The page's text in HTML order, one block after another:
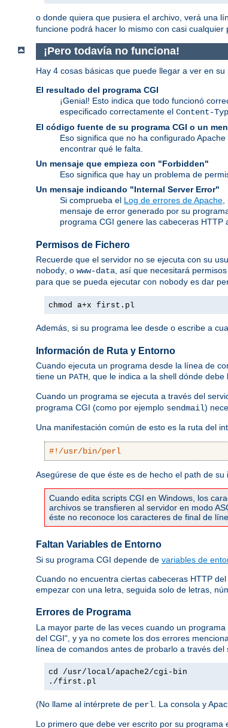
o donde quiera que pusiera el archivo, verá una
funcione podrá hacer lo mismo con casi cualquier
¡Pero todavía no funciona!
Hay 4 cosas básicas que puede llegar a ver en
El resultado del programa CGI
¡Genial! Esto indica que todo funcionó
especificado correctamente el Content-
El código fuente de su programa CGI o un
Eso significa que no ha configurado
encontrar qué le falta.
Un mensaje que empieza con "Forbidden"
Eso significa que hay un problema de
Un mensaje indicando "Internal Server Error"
Si comprueba el Log de errores de Apache
mensaje de error generado por su
programa CGI genere las cabeceras HTTP
Permisos de Fichero
Recuerde que el servidor no se ejecuta con su
nobody , o www-data , así que necesitará
para que se pueda ejecutar con nobody es dar
chmod a+x first.pl
Además, si su programa lee desde o escribe a
Información de Ruta y Entorno
Cuando ejecuta un programa desde la línea de
tiene un PATH, que le indica a la shell dónde
Cuando un programa se ejecuta a través del
programa CGI (como por ejemplo sendmail)
Una manifestación común de esto es la ruta del
#!/usr/bin/perl
Asegúrese de que éste es de hecho el path de su
Cuando edita scripts CGI en Windows, los
archivos se transfieren al servidor en modo
éste no reconoce los caracteres de final de
Faltan Variables de Entorno
Si su programa CGI depende de variables de
Cuando no encuentra ciertas cabeceras HTTP
empezar con una letra, seguida solo de letras,
Errores de Programa
La mayor parte de las veces cuando un
del CGI", y ya no comete los dos errores
línea de comandos antes de probarlo a través
cd /usr/local/apache2/cgi-bin
./first.pl
(No llame al intérprete de perl . La consola y
Lo primero que debe ver escrito por su